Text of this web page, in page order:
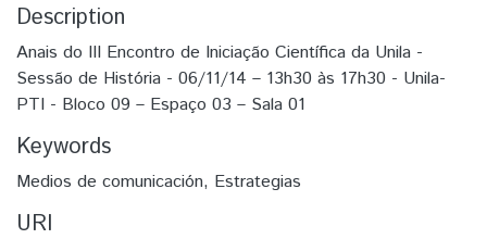
Description
Anais do III Encontro de Iniciação Científica da Unila -
Sessão de História - 06/11/14 – 13h30 às 17h30 - Unila-
PTI - Bloco 09 – Espaço 03 – Sala 01
Keywords
Medios de comunicación, Estrategias
URI